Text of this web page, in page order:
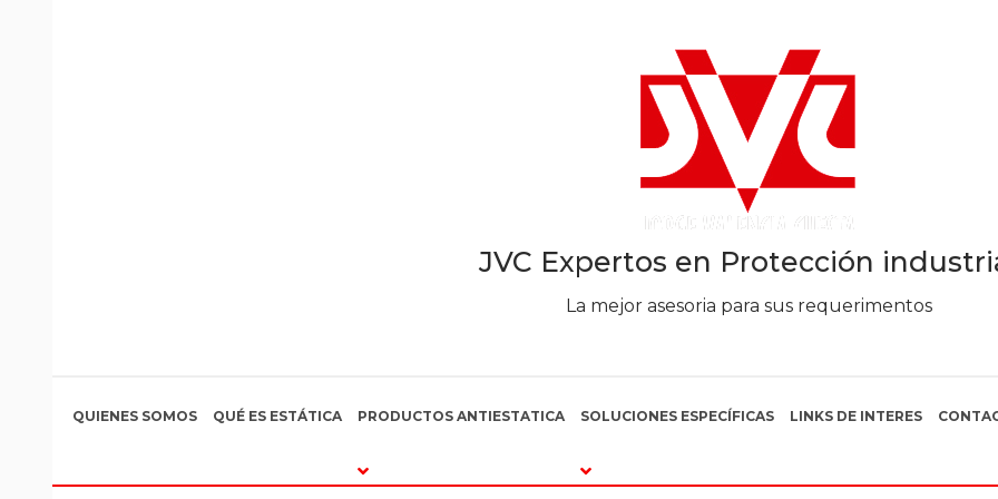
JVC Expertos en Protección
La mejor asesoria para sus requerimentos
QUIENES SOMOS QUÉ ES ESTÁTICA PRODUCTOS ANTIESTATICA SOLUCIONES ESPECÍFICAS LINKS DE INTERES